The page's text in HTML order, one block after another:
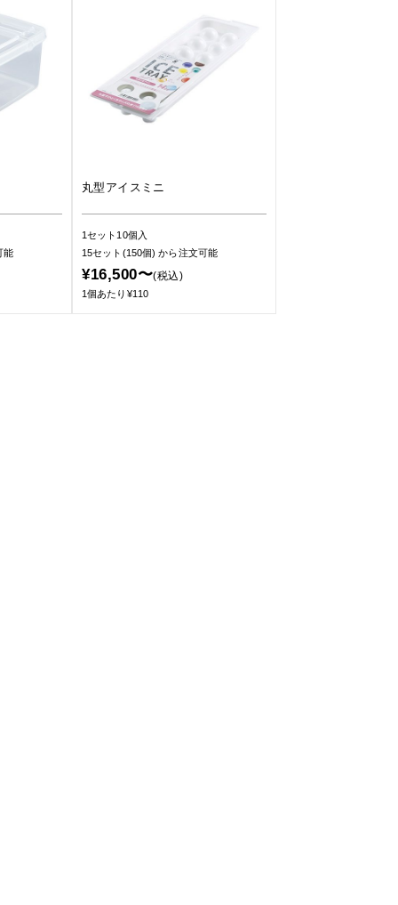
能
丸型アイスミニ
1セット10個入
15セット(150個)から注文可能
¥16,500〜(税込)
1個あたり¥110